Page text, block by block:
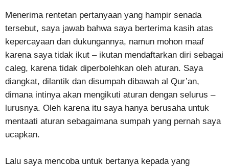
Menerima rentetan pertanyaan yang hampir senada
tersebut, saya jawab bahwa saya berterima kasih atas
kepercayaan dan dukungannya, namun mohon maaf
karena saya tidak ikut – ikutan mendaftarkan diri sebagai
caleg, karena tidak diperbolehkan oleh aturan. Saya
diangkat, dilantik dan disumpah dibawah al Qur’an,
dimana intinya akan mengikuti aturan dengan selurus –
lurusnya. Oleh karena itu saya hanya berusaha untuk
mentaati aturan sebagaimana sumpah yang pernah saya
ucapkan.
Lalu saya mencoba untuk bertanya kepada yang